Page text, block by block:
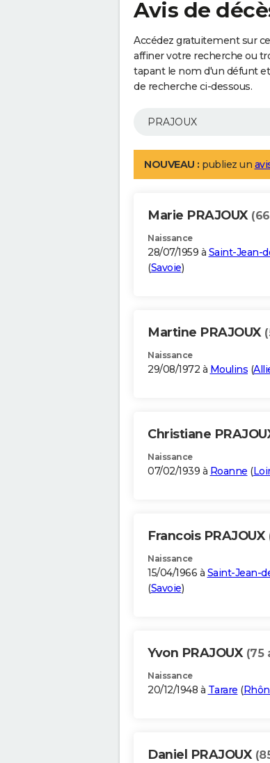
Avis de
Accédez gratuitement sur
affiner votre recherche ou
tapant le nom d'un défunt
de recherche ci-dessous.
NOUVEAU : publiez un
Marie PRAJOUX
Naissance
28/07/1959 à Saint-Jean-
(Savoie)
Martine PRAJOUX
Naissance
29/08/1972 à Moulins (
Christiane
Naissance
07/02/1939 à Roanne (
Francois PRAJOUX
Naissance
15/04/1966 à Saint-Jean-
(Savoie)
Yvon PRAJOUX (75
Naissance
20/12/1948 à Tarare (
Daniel PRAJOUX